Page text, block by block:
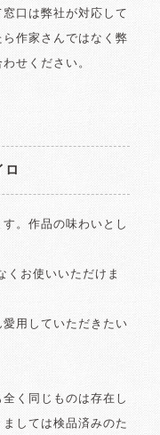
口は弊社が対応して
作家さんではなく弊
せください。
。作品の味わいとし
お使いいただけま
用していただきたい
く同じものは存在し
しては検品済みのた